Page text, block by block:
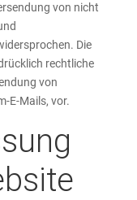
von nicht
Die
rechtliche
von
E-Mails, vor.